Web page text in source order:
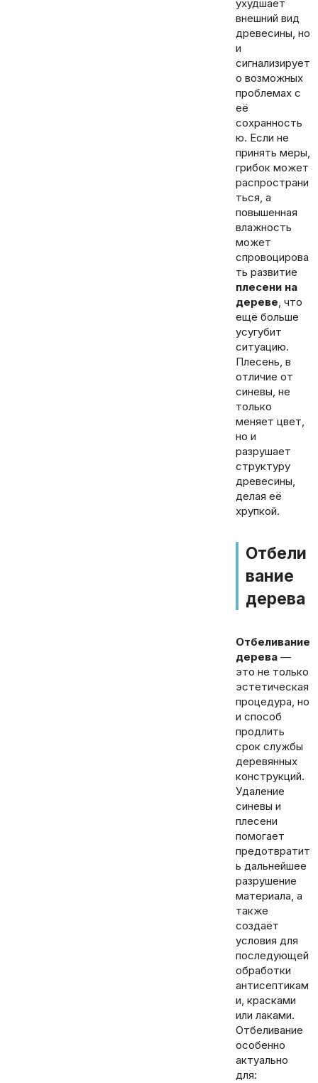
ухудшает
внешний вид
древесины, но
и
сигнализирует
о возможных
проблемах с
её
сохранность
ю. Если не
принять меры,
грибок может
распространи
ться, а
повышенная
влажность
может
спровоцирова
ть развитие
плесени на
дереве , что
ещё больше
усугубит
ситуацию.
Плесень, в
отличие от
синевы, не
только
меняет цвет,
но и
разрушает
структуру
древесины,
делая её
хрупкой.
Отбели
вание
дерева
Отбеливание
дерева —
это не только
эстетическая
процедура, но
и способ
продлить
срок службы
деревянных
конструкций.
Удаление
синевы и
плесени
помогает
предотвратит
ь дальнейшее
разрушение
материала, а
также
создаёт
условия для
последующей
обработки
антисептикам
и, красками
или лаками.
Отбеливание
особенно
актуально
для: